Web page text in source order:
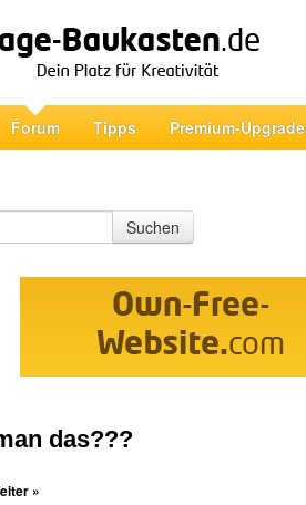
Forum Tipps Premium-
Suchen
das???
»